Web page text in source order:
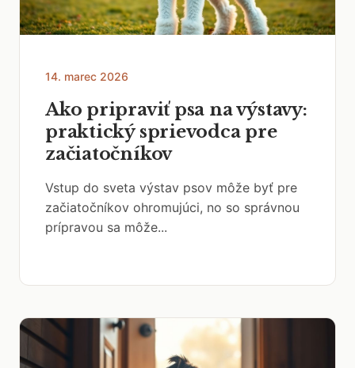
14. marec 2026
Ako pripraviť psa na výstavy:
praktický sprievodca pre
začiatočníkov
Vstup do sveta výstav psov môže byť pre
začiatočníkov ohromujúci, no so správnou
prípravou sa môže...